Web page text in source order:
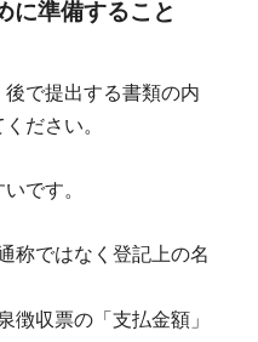
に準備すること
で提出する書類の内
ださい。
です。
称ではなく登記上の名
徴収票の「支払金額」